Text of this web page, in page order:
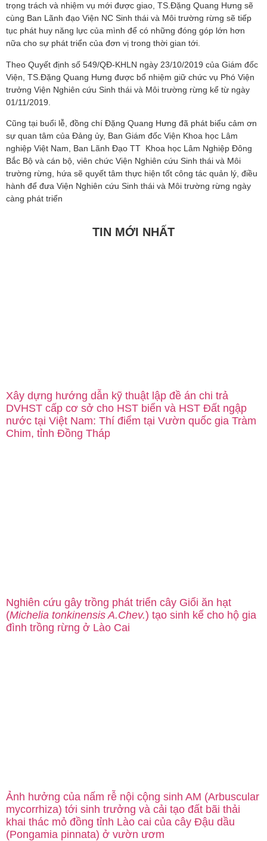
trọng trách và nhiệm vụ mới được giao, TS.Đặng Quang Hưng sẽ
cùng Ban Lãnh đạo Viện NC Sinh thái và Môi trường rừng sẽ tiếp
tục phát huy năng lực của mình để có những đóng góp lớn hơn
nữa cho sự phát triển của đơn vị trong thời gian tới.
Theo Quyết định số 549/QĐ-KHLN ngày 23/10/2019 của Giám đốc
Viện, TS.Đặng Quang Hưng được bổ nhiệm giữ chức vụ Phó Viện
trưởng Viện Nghiên cứu Sinh thái và Môi trường rừng kể từ ngày
01/11/2019.
Cũng tại buổi lễ, đồng chí Đặng Quang Hưng đã phát biểu cảm ơn
sự quan tâm của Đảng ủy, Ban Giám đốc Viện Khoa học Lâm
nghiệp Việt Nam, Ban Lãnh Đạo TT Khoa học Lâm Nghiệp Đông
Bắc Bộ và cán bộ, viên chức Viện Nghiên cứu Sinh thái và Môi
trường rừng, hứa sẽ quyết tâm thực hiện tốt công tác quản lý, điều
hành để đưa Viện Nghiên cứu Sinh thái và Môi trường rừng ngày
càng phát triển
TIN MỚI NHẤT
Xây dựng hướng dẫn kỹ thuật lập đề án chi trả
DVHST cấp cơ sở cho HST biển và HST Đất ngập
nước tại Việt Nam: Thí điểm tại Vườn quốc gia Tràm
Chim, tỉnh Đồng Tháp
Nghiên cứu gây trồng phát triển cây Giổi ăn hạt
(Michelia tonkinensis A.Chev.) tạo sinh kế cho hộ gia
đình trồng rừng ở Lào Cai
Ảnh hưởng của nấm rễ nội cộng sinh AM (Arbuscular
mycorrhiza) tới sinh trưởng và cải tạo đất bãi thải
khai thác mỏ đồng tỉnh Lào cai của cây Đậu dầu
(Pongamia pinnata) ở vườn ươm